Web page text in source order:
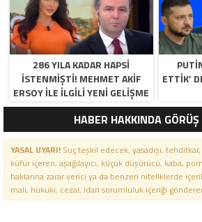
286 YILA KADAR HAPSI
ISTENMIŞTI! MEHMET AKIF
ERSOY ILE ILGILI YENI GELIŞME
ETTIK’
HABER HAKKINDA
YASAL UYARI!Suç teşkil edecek, yasadışı,
küfür içeren, aşağılayıcı, küçük düşürücü, kaba,
haklarına zarar verici ya da benzeri niteliklerde
mali, hukuki, cezai, idari sorumluluk içeriği